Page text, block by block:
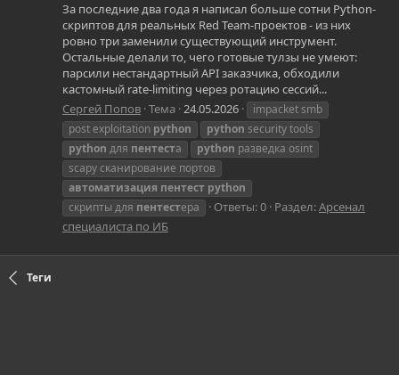
За последние два года я написал больше сотни Python-
скриптов для реальных Red Team-проектов - из них
ровно три заменили существующий инструмент.
Остальные делали то, чего готовые тулзы не умеют:
парсили нестандартный API заказчика, обходили
кастомный rate-limiting через ротацию сессий...
Сергей Попов Тема 24.05.2026
impacket smb
post exploitation python python security tools
python для пентеста python разведка osint
scapy сканирование портов
автоматизация пентест python
скрипты для пентестера Ответы: 0 Раздел:Арсенал
специалиста по ИБ
Теги